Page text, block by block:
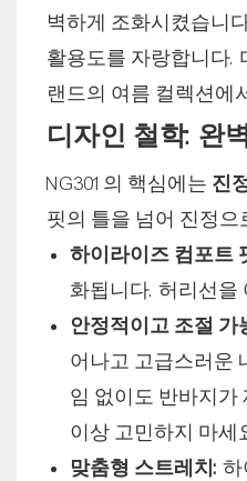
벽하게 조화시켰습니
활용도를 자랑합니다.
랜드의 여름 컬렉션에
디자인 철학: 완
NG301의 핵심에는 진
핏의 틀을 넘어 진정
하이라이즈 컴포트
화됩니다. 허리선을
안정적이고 조절 가
어나고 고급스러운
임 없이도 반바지가
이상 고민하지 마세
맞춤형 스트레치: 하